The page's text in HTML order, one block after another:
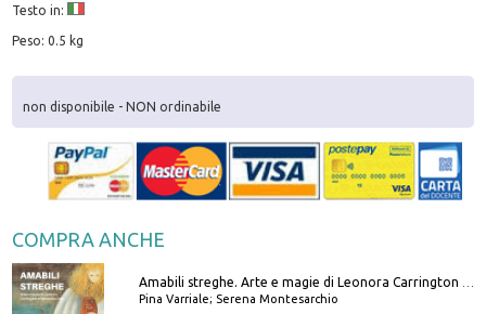
Testo in:
Peso: 0.5 kg
non disponibile - NON ordinabile
COMPRA ANCHE
Pina Varriale; Serena Montesarchio